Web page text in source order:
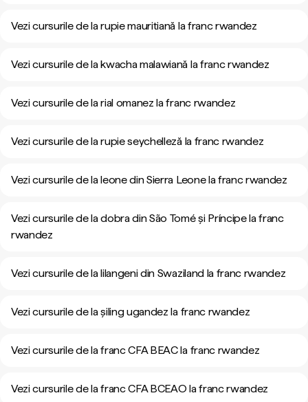
Vezi cursurile de la rupie mauritiană la franc rwandez
Vezi cursurile de la kwacha malawiană la franc rwandez
Vezi cursurile de la rial omanez la franc rwandez
Vezi cursurile de la rupie seychelleză la franc rwandez
Vezi cursurile de la leone din Sierra Leone la franc rwandez
Vezi cursurile de la dobra din São Tomé și Príncipe la franc
rwandez
Vezi cursurile de la lilangeni din Swaziland la franc rwandez
Vezi cursurile de la șiling ugandez la franc rwandez
Vezi cursurile de la franc CFA BEAC la franc rwandez
Vezi cursurile de la franc CFA BCEAO la franc rwandez